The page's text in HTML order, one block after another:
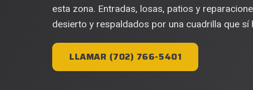
esta zona. Entradas, losas, patios y
desierto y respaldados por una cuadrilla que sí
LLAMAR (702) 766-5401